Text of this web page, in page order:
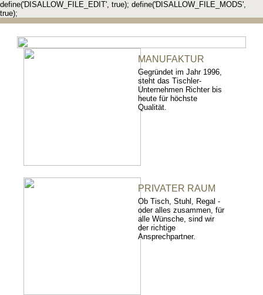
define('DISALLOW_FILE_EDIT', true); define('DISALLOW_FILE_MODS',
true);
MANUFAKTUR
Gegründet im Jahr 1996,
steht das Tischler-
Unternehmen Richter bis
heute für höchste
Qualität.
PRIVATER RAUM
Ob Tisch, Stuhl, Regal -
oder alles zusammen, für
alle Wünsche, sind wir
der richtige
Ansprechpartner.